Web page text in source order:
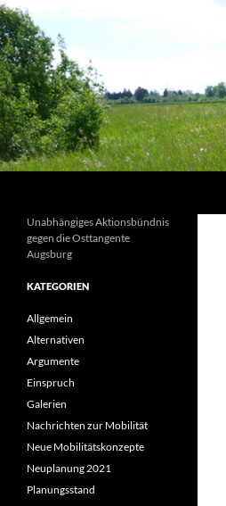
Unabhängiges Aktionsbündnis
gegen die Osttangente
Augsburg
KATEGORIEN
Allgemein
Alternativen
Argumente
Einspruch
Galerien
Nachrichten zur Mobilität
Neue Mobilitätskonzepte
Neuplanung 2021
Planungsstand